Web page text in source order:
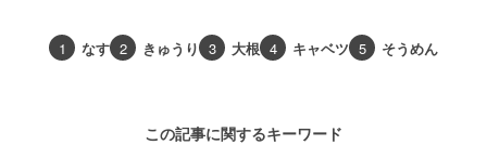
1 なす 2 きゅうり 3 大根 4 キャベツ 5 そうめん
この記事に関するキーワード